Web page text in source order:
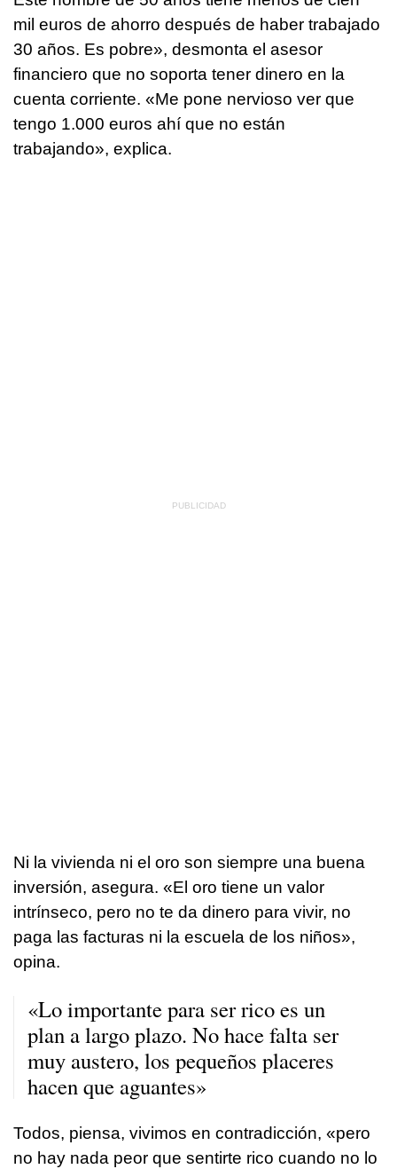
mil euros de ahorro después de haber trabajado
30 años. Es pobre», desmonta el asesor
financiero que no soporta tener dinero en la
cuenta corriente. «Me pone nervioso ver que
tengo 1.000 euros ahí que no están
trabajando», explica.
Ni la vivienda ni el oro son siempre una buena
inversión, asegura. «El oro tiene un valor
intrínseco, pero no te da dinero para vivir, no
paga las facturas ni la escuela de los niños»,
opina.
«Lo importante para ser rico es un
plan a largo plazo. No hace falta ser
muy austero, los pequeños placeres
hacen que aguantes»
Todos, piensa, vivimos en contradicción, «pero
no hay nada peor que sentirte rico cuando no lo